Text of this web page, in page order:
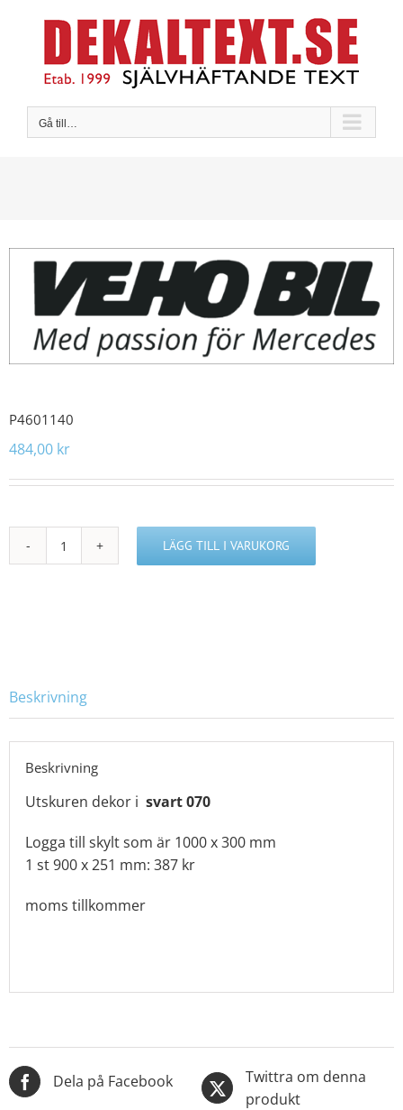
innehållet
Gå till…
P4601140
484,00 kr
P4601140
LÄGG TILL I VARUKORG
Beskrivning
Beskrivning
Utskuren dekor i svart 070
Logga till skylt som är 1000 x 300 mm
1 st 900 x 251 mm: 387 kr
moms tillkommer
Dela på Facebook
Twittra om denna
produkt